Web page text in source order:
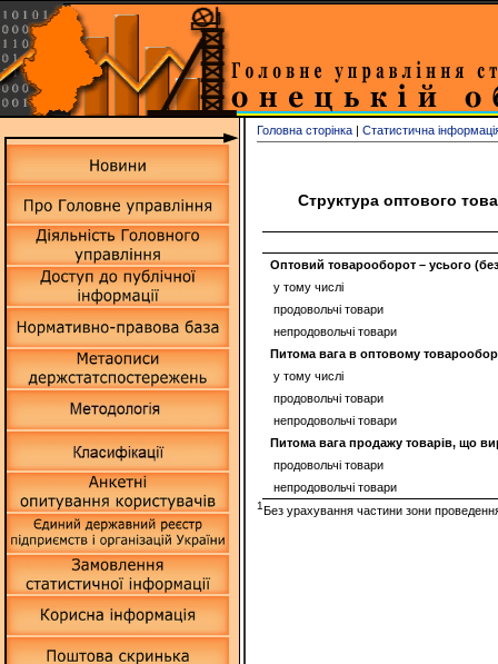
Головна сторінка | Статистична
Структура оптового
Оптовий товарооборот – усього
у тому числі
продовольчі товари
непродовольчі товари
Питома вага в оптовому
у тому числі
продовольчі товари
непродовольчі товари
Питома вага продажу товарів, що
продовольчі товари
непродовольчі товари
1Без урахування частини зони